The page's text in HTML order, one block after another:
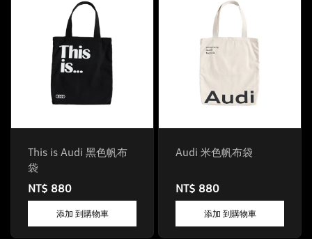
This is Audi 黑色帆布
袋
NT$ 880
添加 到購物車
Audi 米色帆布袋
NT$ 880
添加 到購物車